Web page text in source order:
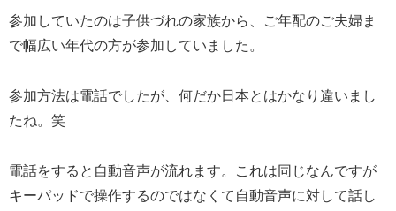
参加していたのは子供づれの家族から、ご年配のご夫婦ま
で幅広い年代の方が参加していました。
参加方法は電話でしたが、何だか日本とはかなり違いまし
たね。笑
電話をすると自動音声が流れます。これは同じなんですが
キーパッドで操作するのではなくて自動音声に対して話し